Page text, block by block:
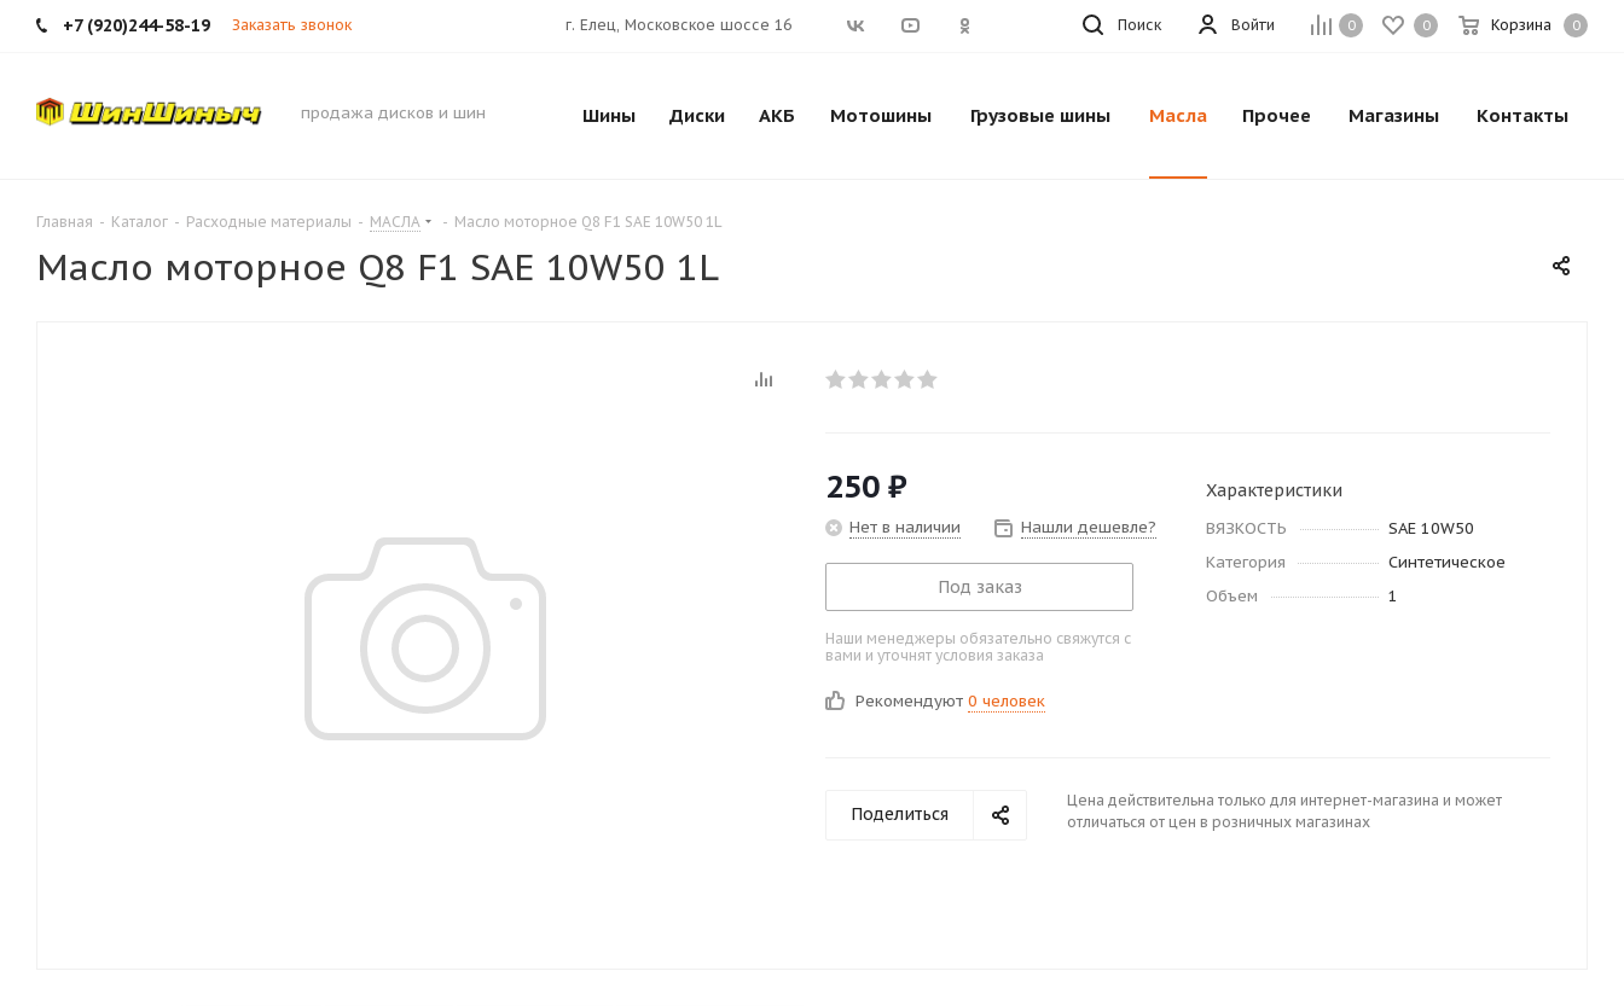
+7 (920)244-58-19 Заказать звонок 0 0 Корзина 0
Войти
г. Елец, Московское шоссе 16 Поиск
продажа дисков и шин Шины Диски АКБ Мотошины Грузовые шины Масла Прочее Магазины Контакты
Главная - Каталог - Расходные материалы - МАСЛА - Масло моторное Q8 F1 SAE 10W50 1L
Масло моторное Q8 F1 SAE 10W50 1L
250 ₽
Нет в наличии Нашли дешевле?
Под заказ
Наши менеджеры обязательно свяжутся с
вами и уточнят условия заказа
Рекомендуют 0 человек
Характеристики
ВЯЗКОСТЬ
SAE 10W50
Категория
Синтетическое
Объем
1
Поделиться
Цена действительна только для интернет-магазина и может
отличаться от цен в розничных магазинах